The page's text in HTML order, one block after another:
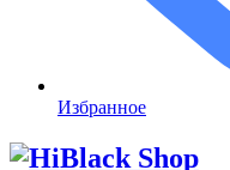
Избранное